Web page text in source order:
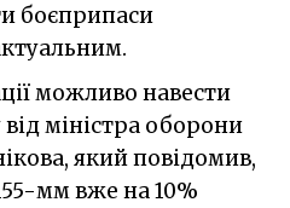
боєприпаси
можливо навести
міністра оборони
який повідомив,
мм вже на 10%